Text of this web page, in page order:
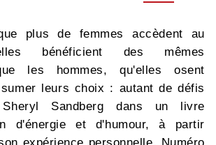
plus de femmes accèdent au
bénéficient des mêmes
les hommes, qu'elles osent
leurs choix : autant de défis
Sandberg dans un livre
d'énergie et d'humour, à partir